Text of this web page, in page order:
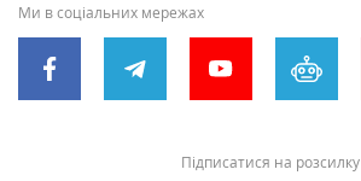
Ми в соціальних мережах
Підписатися на розсилку